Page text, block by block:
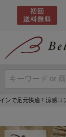
ンで足元快適！涼感